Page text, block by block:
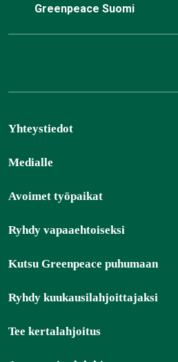
Greenpeace Suomi
Yhteystiedot
Medialle
Avoimet työpaikat
Ryhdy vapaaehtoiseksi
Kutsu Greenpeace puhumaan
Ryhdy kuukausilahjoittajaksi
Tee kertalahjoitus